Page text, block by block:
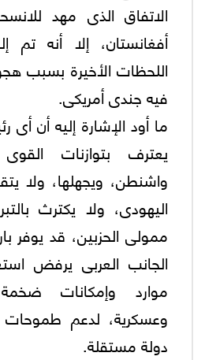
الاتفاق الذى مهد
أفغانستان، إلا أنه تم
اللحظات الأخيرة بسبب
فيه جندى أمريكى.
ما أود الإشارة إليه أن أى
يعترف بتوازنات
واشنطن، ويجهلها، ولا
اليهودى، ولا يكترث
ممولى الحزبين، قد يوفر
الجانب العربى يرفض
موارد وإمكانات
وعسكرية، لدعم
دولة مستقلة.